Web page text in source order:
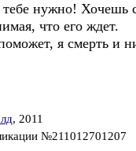
нужно! Хочешь
что его ждет.
я смерть и
, 2011
№211012701207